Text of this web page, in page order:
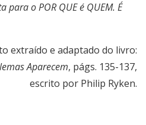
para o POR QUE é QUEM. É
extraído e adaptado do livro:
Aparecem, págs. 135-137,
escrito por Philip Ryken.